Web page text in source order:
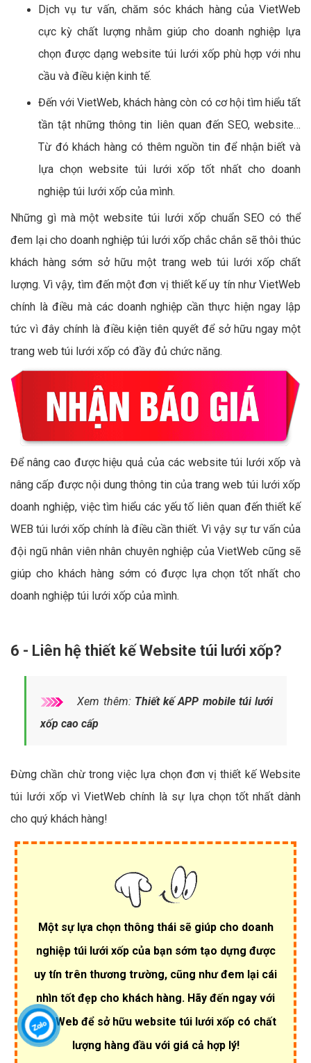
Dịch vụ tư vấn, chăm sóc khách hàng của VietWeb
cực kỳ chất lượng nhằm giúp cho doanh nghiệp lựa
chọn được dạng website túi lưới xốp phù hợp với nhu
cầu và điều kiện kinh tế.
Đến với VietWeb, khách hàng còn có cơ hội tìm hiểu tất
tần tật những thông tin liên quan đến SEO, website…
Từ đó khách hàng có thêm nguồn tin để nhận biết và
lựa chọn website túi lưới xốp tốt nhất cho doanh
nghiệp túi lưới xốp của mình.
Những gì mà một website túi lưới xốp chuẩn SEO có thể
đem lại cho doanh nghiệp túi lưới xốp chắc chắn sẽ thôi thúc
khách hàng sớm sở hữu một trang web túi lưới xốp chất
lượng. Vì vậy, tìm đến một đơn vị thiết kế uy tín như VietWeb
chính là điều mà các doanh nghiệp cần thực hiện ngay lập
tức vì đây chính là điều kiện tiên quyết để sở hữu ngay một
trang web túi lưới xốp có đầy đủ chức năng.
Để nâng cao được hiệu quả của các website túi lưới xốp và
nâng cấp được nội dung thông tin của trang web túi lưới xốp
doanh nghiệp, việc tìm hiểu các yếu tố liên quan đến thiết kế
WEB túi lưới xốp chính là điều cần thiết. Vì vậy sự tư vấn của
đội ngũ nhân viên nhân chuyên nghiệp của VietWeb cũng sẽ
giúp cho khách hàng sớm có được lựa chọn tốt nhất cho
doanh nghiệp túi lưới xốp của mình.
6 - Liên hệ thiết kế Website túi lưới xốp?
Xem thêm: Thiết kế APP mobile túi lưới
xốp cao cấp
Đừng chần chừ trong việc lựa chọn đơn vị thiết kế Website
túi lưới xốp vì VietWeb chính là sự lựa chọn tốt nhất dành
cho quý khách hàng!
Một sự lựa chọn thông thái sẽ giúp cho doanh
nghiệp túi lưới xốp của bạn sớm tạo dựng được
uy tín trên thương trường, cũng như đem lại cái
nhìn tốt đẹp cho khách hàng. Hãy đến ngay với
VietWeb để sở hữu website túi lưới xốp có chất
lượng hàng đầu với giá cả hợp lý!